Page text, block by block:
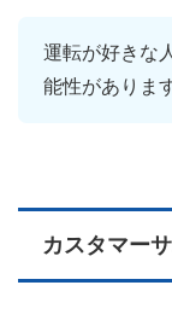
運転が好きな
能性がありま
カスタマー